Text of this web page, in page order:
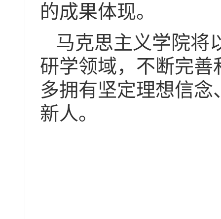
的成果体现。
马克思主义学院将
研学领域，不断完
多拥有坚定理想信
新人。